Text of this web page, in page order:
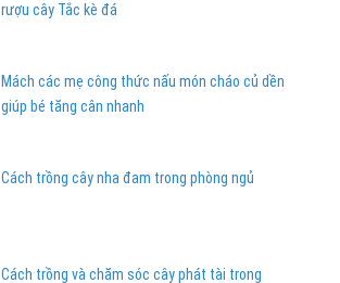
rượu cây Tắc kè đá
Mách các mẹ công thức nấu món cháo củ dền
giúp bé tăng cân nhanh
Cách trồng cây nha đam trong phòng ngủ
Cách trồng và chăm sóc cây phát tài trong